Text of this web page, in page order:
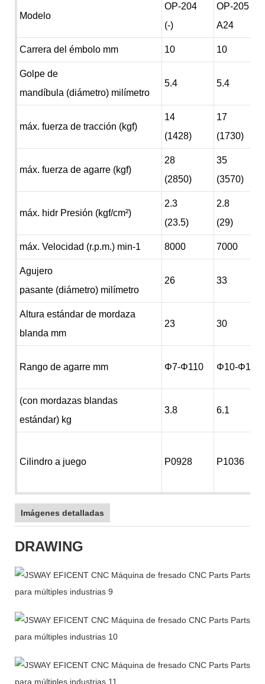
Modelo
OP-204
(-)
OP-205
A24
Carrera del émbolo mm 10 10
Golpe de
mandíbula (diámetro) milímetro
5.4 5.4
máx. fuerza de tracción (kgf)
14
(1428)
17
(1730)
máx. fuerza de agarre (kgf)
28
(2850)
35
(3570)
máx. hidr Presión (kgf/cm²)
2.3
(23.5)
2.8
(29)
máx. Velocidad (r.p.m.) min-1 8000 7000
Agujero
pasante (diámetro) milímetro
26 33
Altura estándar de mordaza
blanda mm
23 30
Rango de agarre mm Φ7-Φ110 Φ10-Φ135
(con mordazas blandas
estándar) kg
3.8 6.1
Cilindro a juego P0928 P1036
Imágenes detalladas
DRAWING